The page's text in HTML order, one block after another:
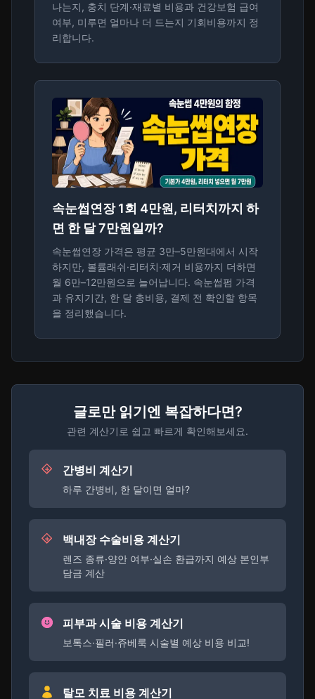
나는지, 충치 단계·재료별 비용과 건강보험 급여
여부, 미루면 얼마나 더 드는지 기회비용까지 정
리합니다.
속눈썹연장 1회 4만원, 리터치까지 하
면 한 달 7만원일까?
속눈썹연장 가격은 평균 3만–5만원대에서 시작
하지만, 볼륨래쉬·리터치·제거 비용까지 더하면
월 6만–12만원으로 늘어납니다. 속눈썹펌 가격
과 유지기간, 한 달 총비용, 결제 전 확인할 항목
을 정리했습니다.
글로만 읽기엔 복잡하다면?
관련 계산기로 쉽고 빠르게 확인해보세요.
간병비 계산기
하루 간병비, 한 달이면 얼마?
백내장 수술비용 계산기
렌즈 종류·양안 여부·실손 환급까지 예상 본인부
담금 계산
피부과 시술 비용 계산기
보톡스·필러·쥬베룩 시술별 예상 비용 비교!
탈모 치료 비용 계산기